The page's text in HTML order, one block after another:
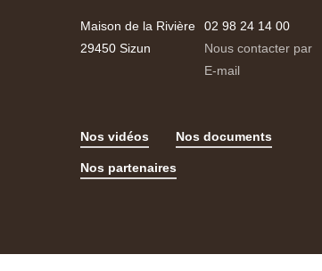
Maison de la Rivière
29450 Sizun
02 98 24 14 00
Nous contacter par
E-mail
Nos vidéos Nos documents
Nos partenaires